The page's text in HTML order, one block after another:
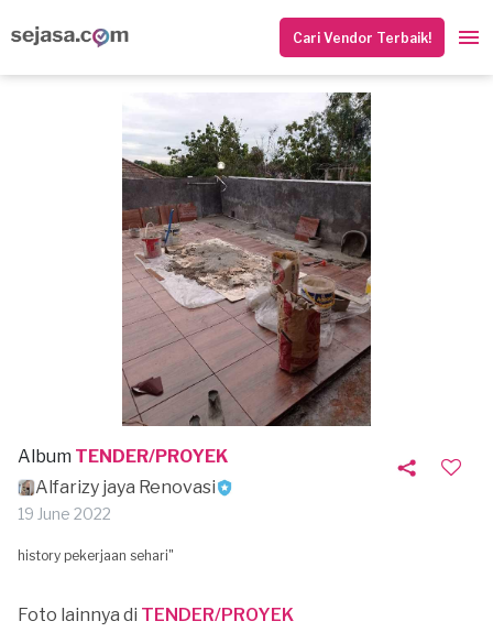
Cari Vendor Terbaik!
Album TENDER/PROYEK
Alfarizy jaya Renovasi
19 June 2022
history pekerjaan sehari"
Foto lainnya di TENDER/PROYEK